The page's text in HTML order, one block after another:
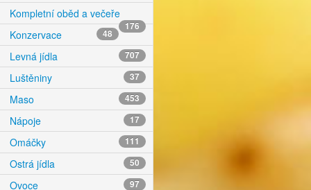
Kompletní oběd a večeře
176
Konzervace 48
Levná jídla 707
Luštěniny 37
Maso 453
Nápoje 17
Omáčky 111
Ostrá jídla 50
Ovoce 97